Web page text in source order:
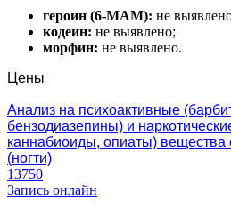
героин (6-МАМ): не
кодеин: не выявлено;
морфин: не выявлено.
Цены
Анализ на психоактивные
бензодиазепины) и
каннабиоиды, опиаты) вещества
(ногти)
13750
Запись онлайн